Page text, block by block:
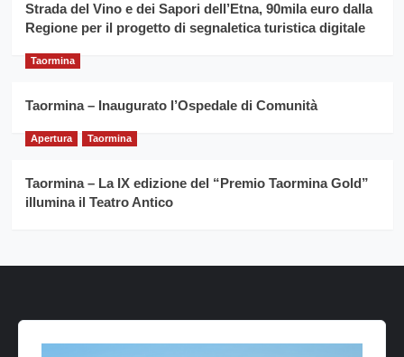
Strada del Vino e dei Sapori dell’Etna, 90mila euro dalla
Regione per il progetto di segnaletica turistica digitale
Taormina
Taormina – Inaugurato l’Ospedale di Comunità
Apertura Taormina
Taormina – La IX edizione del “Premio Taormina Gold”
illumina il Teatro Antico